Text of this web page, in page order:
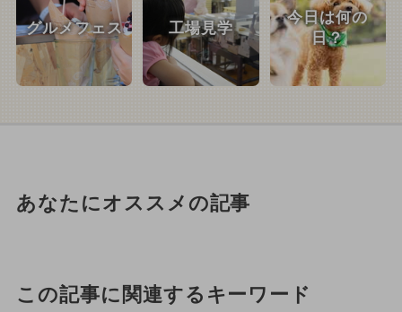
グルメフェス 工場見学
今日は何の
日？
あなたにオススメの記事
この記事に関連するキーワード